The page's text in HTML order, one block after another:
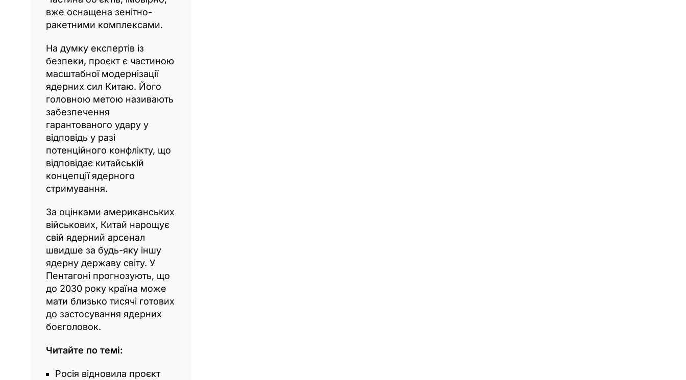
вже оснащена зенітно-
ракетними комплексами.
На думку експертів із
безпеки, проєкт є частиною
масштабної модернізації
ядерних сил Китаю. Його
головною метою називають
забезпечення
гарантованого удару у
відповідь у разі
потенційного конфлікту, що
відповідає китайській
концепції ядерного
стримування.
За оцінками американських
військових, Китай нарощує
свій ядерний арсенал
швидше за будь-яку іншу
ядерну державу світу. У
Пентагоні прогнозують, що
до 2030 року країна може
мати близько тисячі готових
до застосування ядерних
боєголовок.
Читайте по темі:
Росія відновила проєкт